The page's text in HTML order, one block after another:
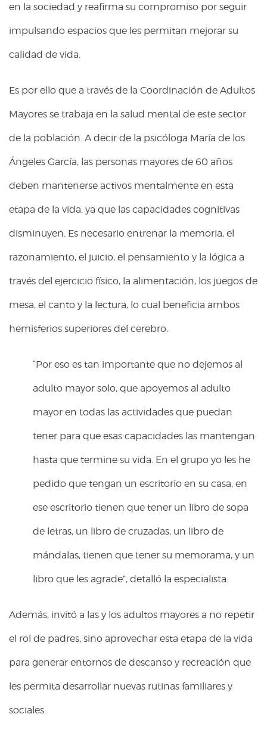
en la sociedad y reafirma su compromiso por seguir
impulsando espacios que les permitan mejorar su
calidad de vida.
Es por ello que a través de la Coordinación de Adultos
Mayores se trabaja en la salud mental de este sector
de la población. A decir de la psicóloga María de los
Ángeles García, las personas mayores de 60 años
deben mantenerse activos mentalmente en esta
etapa de la vida, ya que las capacidades cognitivas
disminuyen. Es necesario entrenar la memoria, el
razonamiento, el juicio, el pensamiento y la lógica a
través del ejercicio físico, la alimentación, los juegos de
mesa, el canto y la lectura, lo cual beneficia ambos
hemisferios superiores del cerebro.
“Por eso es tan importante que no dejemos al
adulto mayor solo, que apoyemos al adulto
mayor en todas las actividades que puedan
tener para que esas capacidades las mantengan
hasta que termine su vida. En el grupo yo les he
pedido que tengan un escritorio en su casa, en
ese escritorio tienen que tener un libro de sopa
de letras, un libro de cruzadas, un libro de
mándalas, tienen que tener su memorama, y un
libro que les agrade”, detalló la especialista.
Además, invitó a las y los adultos mayores a no repetir
el rol de padres, sino aprovechar esta etapa de la vida
para generar entornos de descanso y recreación que
les permita desarrollar nuevas rutinas familiares y
sociales.